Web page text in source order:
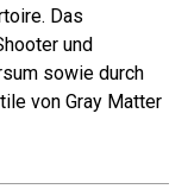
Das
und
sowie durch
von Gray Matter